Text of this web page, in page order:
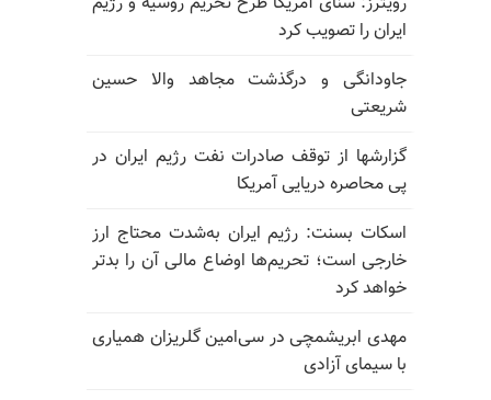
ایران را تصویب کرد
جاودانگی و درگذشت مجاهد والا حسین
شریعتی
گزارشها از توقف صادرات نفت رژیم ایران در
پی محاصره دریایی آمریکا
اسکات بسنت: رژیم ایران به‌شدت محتاج ارز
خارجی است؛ تحریم‌ها اوضاع مالی آن را بدتر
خواهد کرد
مهدی ابریشمچی در سی‌امین گلریزان همیاری
با سیمای آزادی